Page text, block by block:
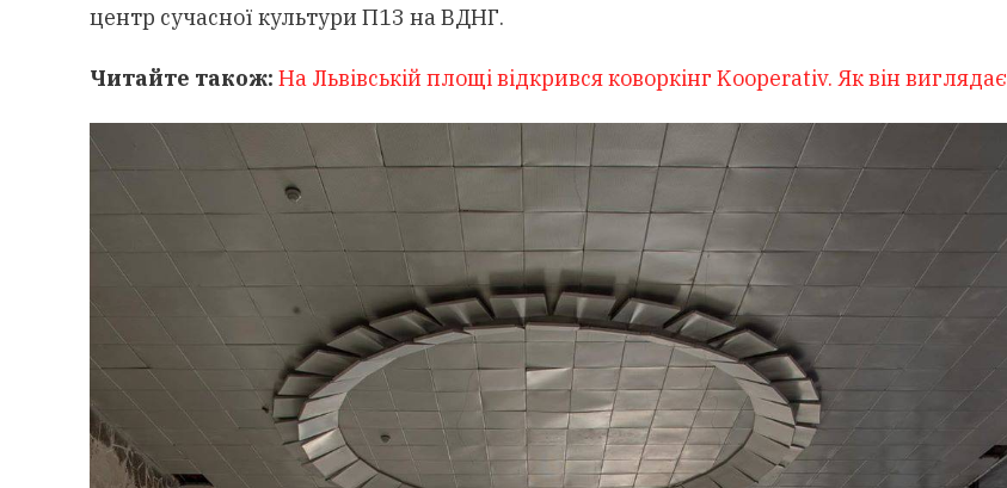
центр сучасної культури П13 на ВДНГ.
Читайте також: На Львівській площі відкрився коворкінг Kooperativ. Як він виглядає